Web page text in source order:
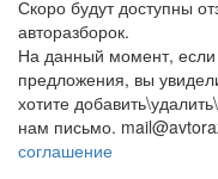
Скоро будут доступны
авторазборок.
На данный момент, если
предложения, вы
хотите
нам письмо.
соглашение